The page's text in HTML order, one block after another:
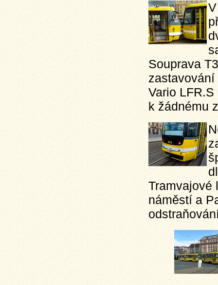
Souprava
zastavování
Vario
k žádnému
Tramvajové
náměstí a